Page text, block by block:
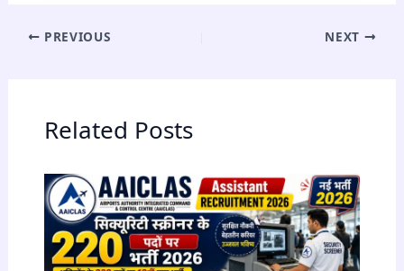
PREVIOUS NEXT
Related Posts